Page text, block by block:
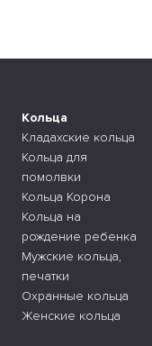
Кольца
Кладахские кольца
Кольца для
помолвки
Кольца Корона
Кольца на
рождение ребенка
Мужские кольца,
печатки
Охранные кольца
Женские кольца